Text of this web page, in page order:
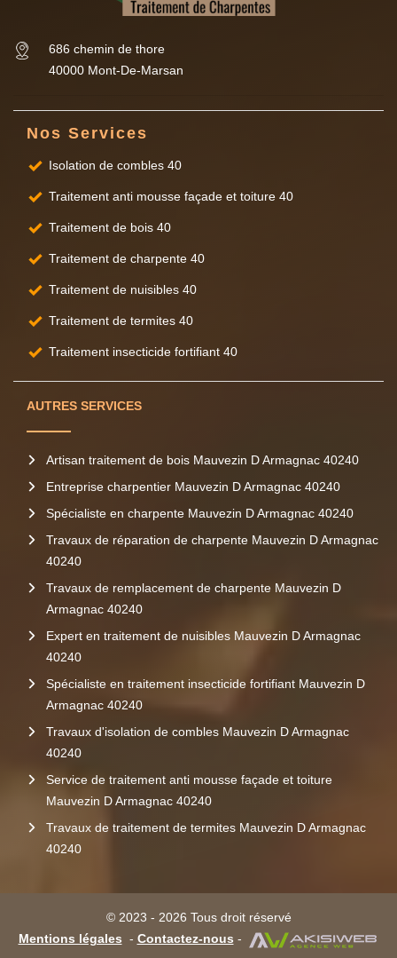
686 chemin de thore
40000 Mont-De-Marsan
Nos Services
Isolation de combles 40
Traitement anti mousse façade et toiture 40
Traitement de bois 40
Traitement de charpente 40
Traitement de nuisibles 40
Traitement de termites 40
Traitement insecticide fortifiant 40
AUTRES SERVICES
Artisan traitement de bois Mauvezin D Armagnac 40240
Entreprise charpentier Mauvezin D Armagnac 40240
Spécialiste en charpente Mauvezin D Armagnac 40240
Travaux de réparation de charpente Mauvezin D Armagnac
40240
Travaux de remplacement de charpente Mauvezin D
Armagnac 40240
Expert en traitement de nuisibles Mauvezin D Armagnac
40240
Spécialiste en traitement insecticide fortifiant Mauvezin D
Armagnac 40240
Travaux d'isolation de combles Mauvezin D Armagnac
40240
Service de traitement anti mousse façade et toiture
Mauvezin D Armagnac 40240
Travaux de traitement de termites Mauvezin D Armagnac
40240
© 2023 - 2026 Tous droit réservé
Mentions légales - Contactez-nous -